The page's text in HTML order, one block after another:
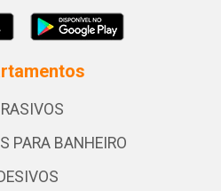
PARA BANHEIRO